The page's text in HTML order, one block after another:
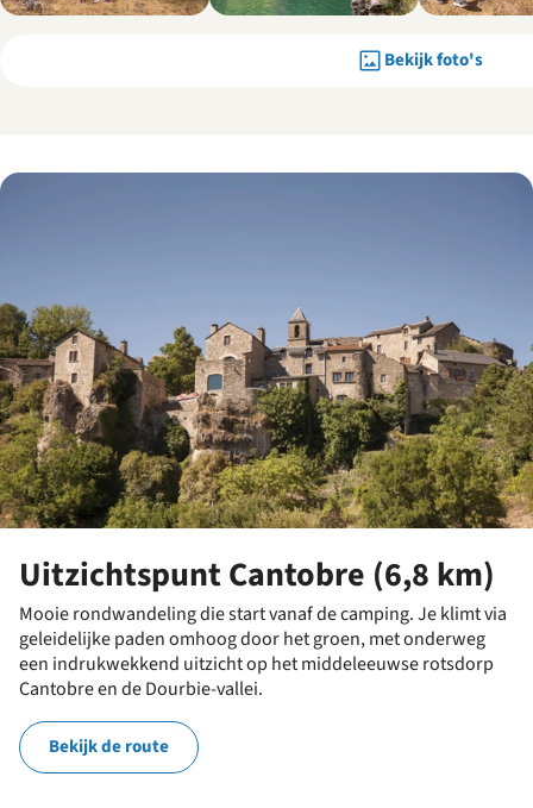
Bekijk foto's
Uitzichtspunt Cantobre (6,8 km)
Mooie rondwandeling die start vanaf de camping. Je klimt via
geleidelijke paden omhoog door het groen, met onderweg
een indrukwekkend uitzicht op het middeleeuwse rotsdorp
Cantobre en de Dourbie-vallei.
Bekijk de route